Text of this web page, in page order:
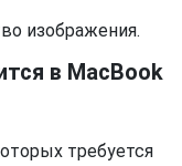
изображения.
в MacBook
требуется